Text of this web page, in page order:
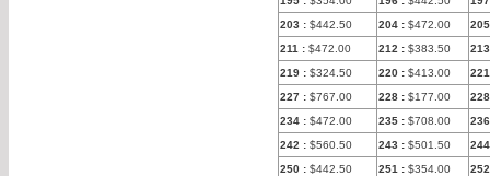
203 : $442.50 204 : $472.00
205
211 : $472.00 212 : $383.50
213
219 : $324.50 220 : $413.00
221
227 : $767.00 228 : $177.00
234 : $472.00 235 : $708.00
236
242 : $560.50 243 : $501.50
244
250 : $442.50 251 : $354.00
252